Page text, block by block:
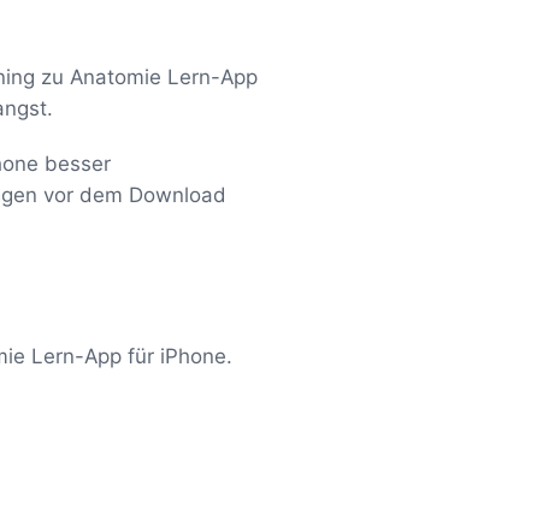
zu Anatomie Lern-App
besser
vor dem Download
Lern-App für iPhone.